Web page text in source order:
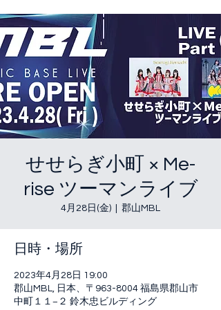
せせらぎ小町 × Me-
rise ツーマンライブ
4月28日(金) 郡山MBL
日時・場所
2023年4月28日 19:00
郡山MBL, 日本、〒963-8004 福島県郡山市
中町１１−２ 鈴木忠ビルディング